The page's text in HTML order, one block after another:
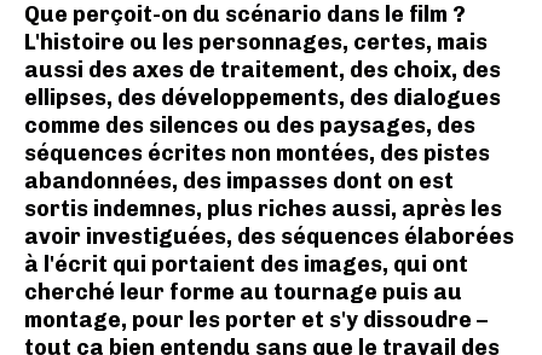
Que perçoit-on du scénario dans le film ?
L'histoire ou les personnages, certes, mais
aussi des axes de traitement, des choix, des
ellipses, des développements, des dialogues
comme des silences ou des paysages, des
séquences écrites non montées, des pistes
abandonnées, des impasses dont on est
sortis indemnes, plus riches aussi, après les
avoir investiguées, des séquences élaborées
à l'écrit qui portaient des images, qui ont
cherché leur forme au tournage puis au
montage, pour les porter et s'y dissoudre –
tout ça bien entendu sans que le travail des